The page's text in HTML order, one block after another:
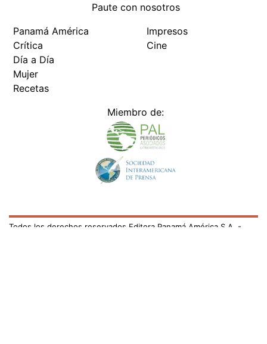
Paute con nosotros
Panamá América
Crítica
Día a Día
Mujer
Recetas
Impresos
Cine
Miembro de:
Todos los derechos reservados Editora Panamá América S.A. -